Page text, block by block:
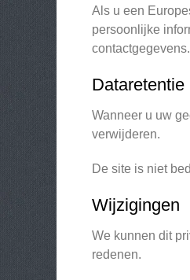
Als u een
persoonlijke
contactgegevens.
Dataretentie
Wanneer u uw
verwijderen.
De site is niet
Wijzigingen
We kunnen dit
redenen.